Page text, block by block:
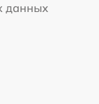
данных